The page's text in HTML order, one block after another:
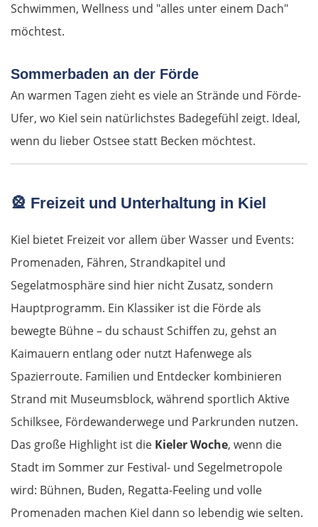
Schwimmen, Wellness und "alles unter einem Dach"
möchtest.
Sommerbaden an der Förde
An warmen Tagen zieht es viele an Strände und Förde-
Ufer, wo Kiel sein natürlichstes Badegefühl zeigt. Ideal,
wenn du lieber Ostsee statt Becken möchtest.
🎡 Freizeit und Unterhaltung in Kiel
Kiel bietet Freizeit vor allem über Wasser und Events:
Promenaden, Fähren, Strandkapitel und
Segelatmosphäre sind hier nicht Zusatz, sondern
Hauptprogramm. Ein Klassiker ist die Förde als
bewegte Bühne – du schaust Schiffen zu, gehst an
Kaimauern entlang oder nutzt Hafenwege als
Spazierroute. Familien und Entdecker kombinieren
Strand mit Museumsblock, während sportlich Aktive
Schilksee, Fördewanderwege und Parkrunden nutzen.
Das große Highlight ist die Kieler Woche, wenn die
Stadt im Sommer zur Festival- und Segelmetropole
wird: Bühnen, Buden, Regatta-Feeling und volle
Promenaden machen Kiel dann so lebendig wie selten.
Łódź
Posen
Nowy Tomyśl
Fürstenwalde
Berlin
Spreewald
Senftenberg
Pirna